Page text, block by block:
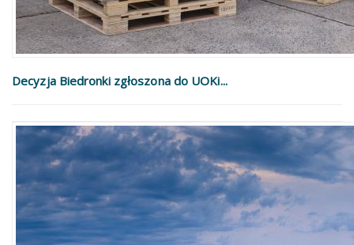
Decyzja Biedronki zgłoszona do UOKi...